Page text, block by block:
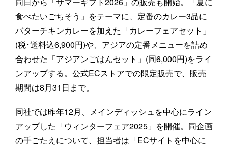
食べたいごちそう」をテーマに、定番のカレー3品に
バターチキンカレーを加えた「カレーフェアセット」
(税･送料込6,900円)や、アジアの定番メニューを詰め
合わせた「アジアンごはんセット」(同6,000円)をライ
ンアップする。公式ECストアでの限定販売で、販売
期間は8月31日まで。
同社では昨年12月、メインディッシュを中心にライン
アップした「ウィンターフェア2025」を開催。同企画
の手ごたえについて、担当者は「ECサイトを中心に